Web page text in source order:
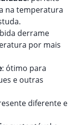
na temperatura
derrame
por mais
: ótimo para
e outras
diferente e